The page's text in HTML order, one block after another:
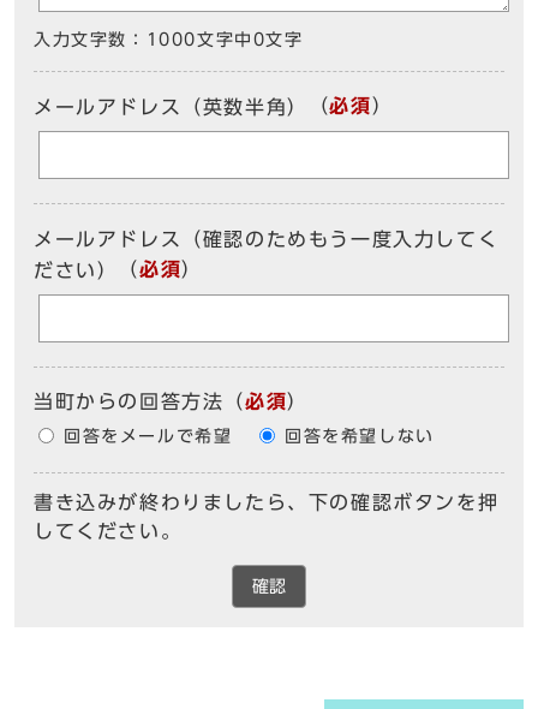
入力文字数： 1000文字中 0文字
メールアドレス（英数半角） （必須）
メールアドレス（確認のためもう一度入力してく
ださい）
（必須）
当町からの回答方法 （必須）
回答をメールで希望 回答を希望しない
書き込みが終わりましたら、下の確認ボタンを押
してください。
確認